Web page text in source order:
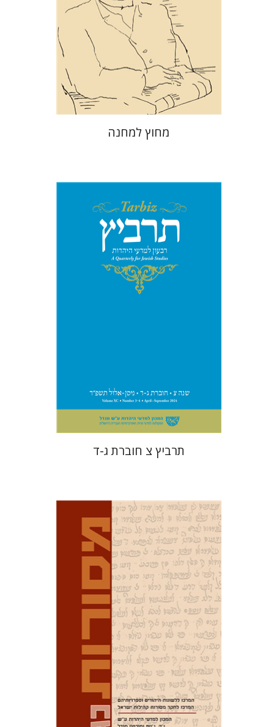
מחיר השקה
$42
$29
מחוץ למחנה
יהונתן גארב מיכאל סיגל
$63
$57
תרביץ צ חוברת ג-ד
דוד מ' בוניס עפרה תירוש-בקר
הנחת אתר ספר מודפס
$35
$32